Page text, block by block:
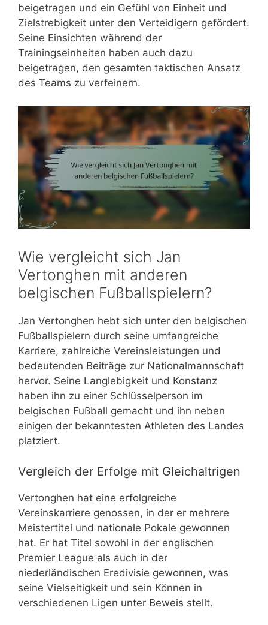
beigetragen und ein Gefühl von Einheit und
Zielstrebigkeit unter den Verteidigern gefördert.
Seine Einsichten während der
Trainingseinheiten haben auch dazu
beigetragen, den gesamten taktischen Ansatz
des Teams zu verfeinern.
Wie vergleicht sich Jan
Vertonghen mit anderen
belgischen Fußballspielern?
Jan Vertonghen hebt sich unter den belgischen
Fußballspielern durch seine umfangreiche
Karriere, zahlreiche Vereinsleistungen und
bedeutenden Beiträge zur Nationalmannschaft
hervor. Seine Langlebigkeit und Konstanz
haben ihn zu einer Schlüsselperson im
belgischen Fußball gemacht und ihn neben
einigen der bekanntesten Athleten des Landes
platziert.
Vergleich der Erfolge mit Gleichaltrigen
Vertonghen hat eine erfolgreiche
Vereinskarriere genossen, in der er mehrere
Meistertitel und nationale Pokale gewonnen
hat. Er hat Titel sowohl in der englischen
Premier League als auch in der
niederländischen Eredivisie gewonnen, was
seine Vielseitigkeit und sein Können in
verschiedenen Ligen unter Beweis stellt.